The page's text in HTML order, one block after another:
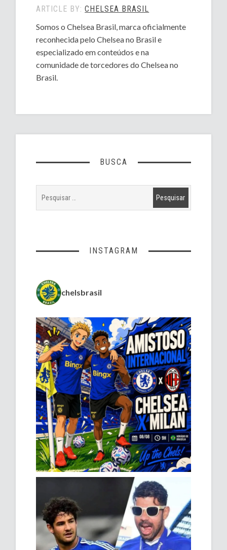
ARTICLE BY:CHELSEA BRASIL
Somos o Chelsea Brasil, marca oficialmente
reconhecida pelo Chelsea no Brasil e
especializado em conteúdos e na
comunidade de torcedores do Chelsea no
Brasil.
BUSCA
INSTAGRAM
chelsbrasil